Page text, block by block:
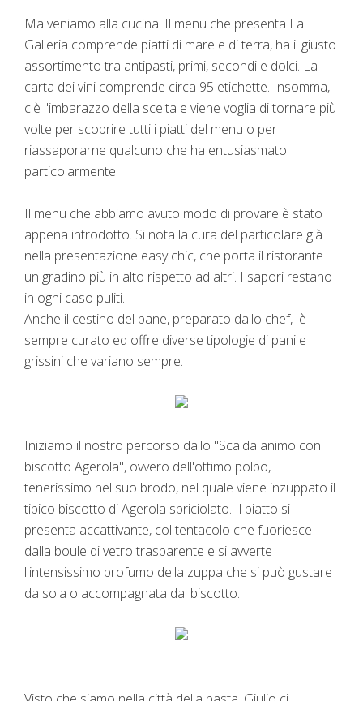
Ma veniamo alla cucina. Il menu che presenta La
Galleria comprende piatti di mare e di terra, ha il giusto
assortimento tra antipasti, primi, secondi e dolci. La
carta dei vini comprende circa 95 etichette. Insomma,
c'è l'imbarazzo della scelta e viene voglia di tornare più
volte per scoprire tutti i piatti del menu o per
riassaporarne qualcuno che ha entusiasmato
particolarmente.
Il menu che abbiamo avuto modo di provare è stato
appena introdotto. Si nota la cura del particolare già
nella presentazione easy chic, che porta il ristorante
un gradino più in alto rispetto ad altri. I sapori restano
in ogni caso puliti.
Anche il cestino del pane, preparato dallo chef, è
sempre curato ed offre diverse tipologie di pani e
grissini che variano sempre.
Iniziamo il nostro percorso dallo "Scalda animo con
biscotto Agerola", ovvero dell'ottimo polpo,
tenerissimo nel suo brodo, nel quale viene inzuppato il
tipico biscotto di Agerola sbriciolato. Il piatto si
presenta accattivante, col tentacolo che fuoriesce
dalla boule di vetro trasparente e si avverte
l'intensissimo profumo della zuppa che si può gustare
da sola o accompagnata dal biscotto.